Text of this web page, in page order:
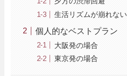
生活リズムが崩れない
個人的なベストプラン
大阪発の場合
東京発の場合